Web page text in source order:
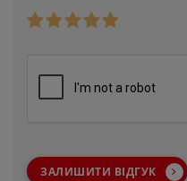
ЗАЛИШИТИ ВІДГУК